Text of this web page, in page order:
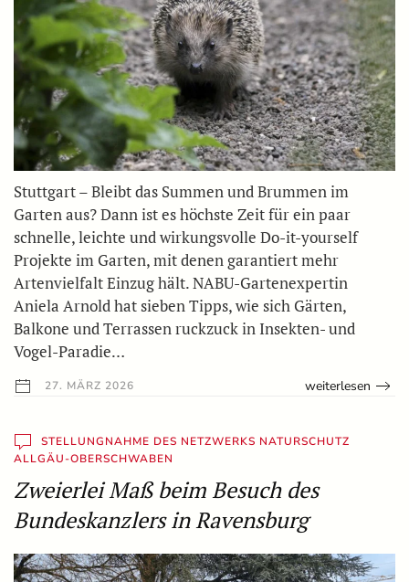
Stuttgart – Bleibt das Summen und Brummen im
Garten aus? Dann ist es höchste Zeit für ein paar
schnelle, leichte und wirkungsvolle Do-it-yourself
Projekte im Garten, mit denen garantiert mehr
Artenvielfalt Einzug hält. NABU-Gartenexpertin
Aniela Arnold hat sieben Tipps, wie sich Gärten,
Balkone und Terrassen ruckzuck in Insekten- und
Vogel-Paradie…
27. MÄRZ 2026 weiterlesen
STELLUNGNAHME DES NETZWERKS NATURSCHUTZ
ALLGÄU-OBERSCHWABEN
Zweierlei Maß beim Besuch des
Bundeskanzlers in Ravensburg